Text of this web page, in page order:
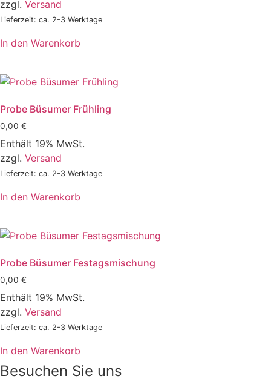
zzgl. Versand
Lieferzeit: ca. 2-3 Werktage
In den Warenkorb
Probe Büsumer Frühling
0,00 €
Enthält 19% MwSt.
zzgl. Versand
Lieferzeit: ca. 2-3 Werktage
In den Warenkorb
Probe Büsumer Festagsmischung
0,00 €
Enthält 19% MwSt.
zzgl. Versand
Lieferzeit: ca. 2-3 Werktage
In den Warenkorb
Besuchen Sie uns